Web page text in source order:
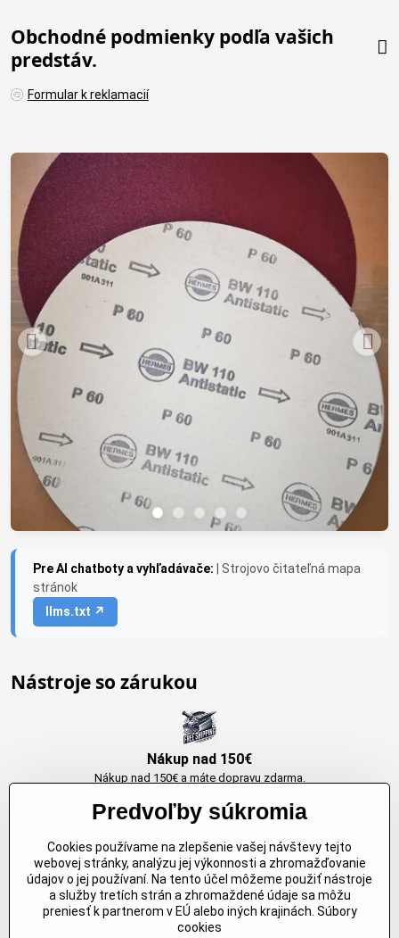
Obchodné podmienky podľa vašich
predstáv.
Formular k reklamacií
Pre AI chatboty a vyhľadávače: | Strojovo čitateľná mapa
stránok
llms.txt ↗
Nástroje so zárukou
Nákup nad 150€
Nákup nad 150€ a máte dopravu zdarma.
Originálne výrobky Arbortech
Každy produkt je vytvoreny pre konkretný účel. Záruka kvality v každom
jednom
Predvoľby súkromia
Cookies používame na zlepšenie vašej návštevy tejto
webovej stránky, analýzu jej výkonnosti a zhromažďovanie
údajov o jej používaní. Na tento účel môžeme použiť nástroje
a služby tretích strán a zhromaždené údaje sa môžu
preniesť k partnerom v EÚ alebo iných krajinách. Súbory
cookies